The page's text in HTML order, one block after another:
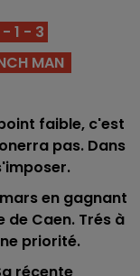
1 - 3
MAN
faible, c'est
pas. Dans
en gagnant
Caen. Trés à
priorité.